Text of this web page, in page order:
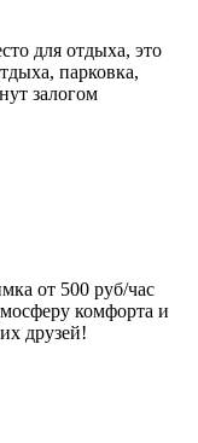
для отдыха, это
парковка,
залогом
от 500 руб/час
комфорта и
друзей!